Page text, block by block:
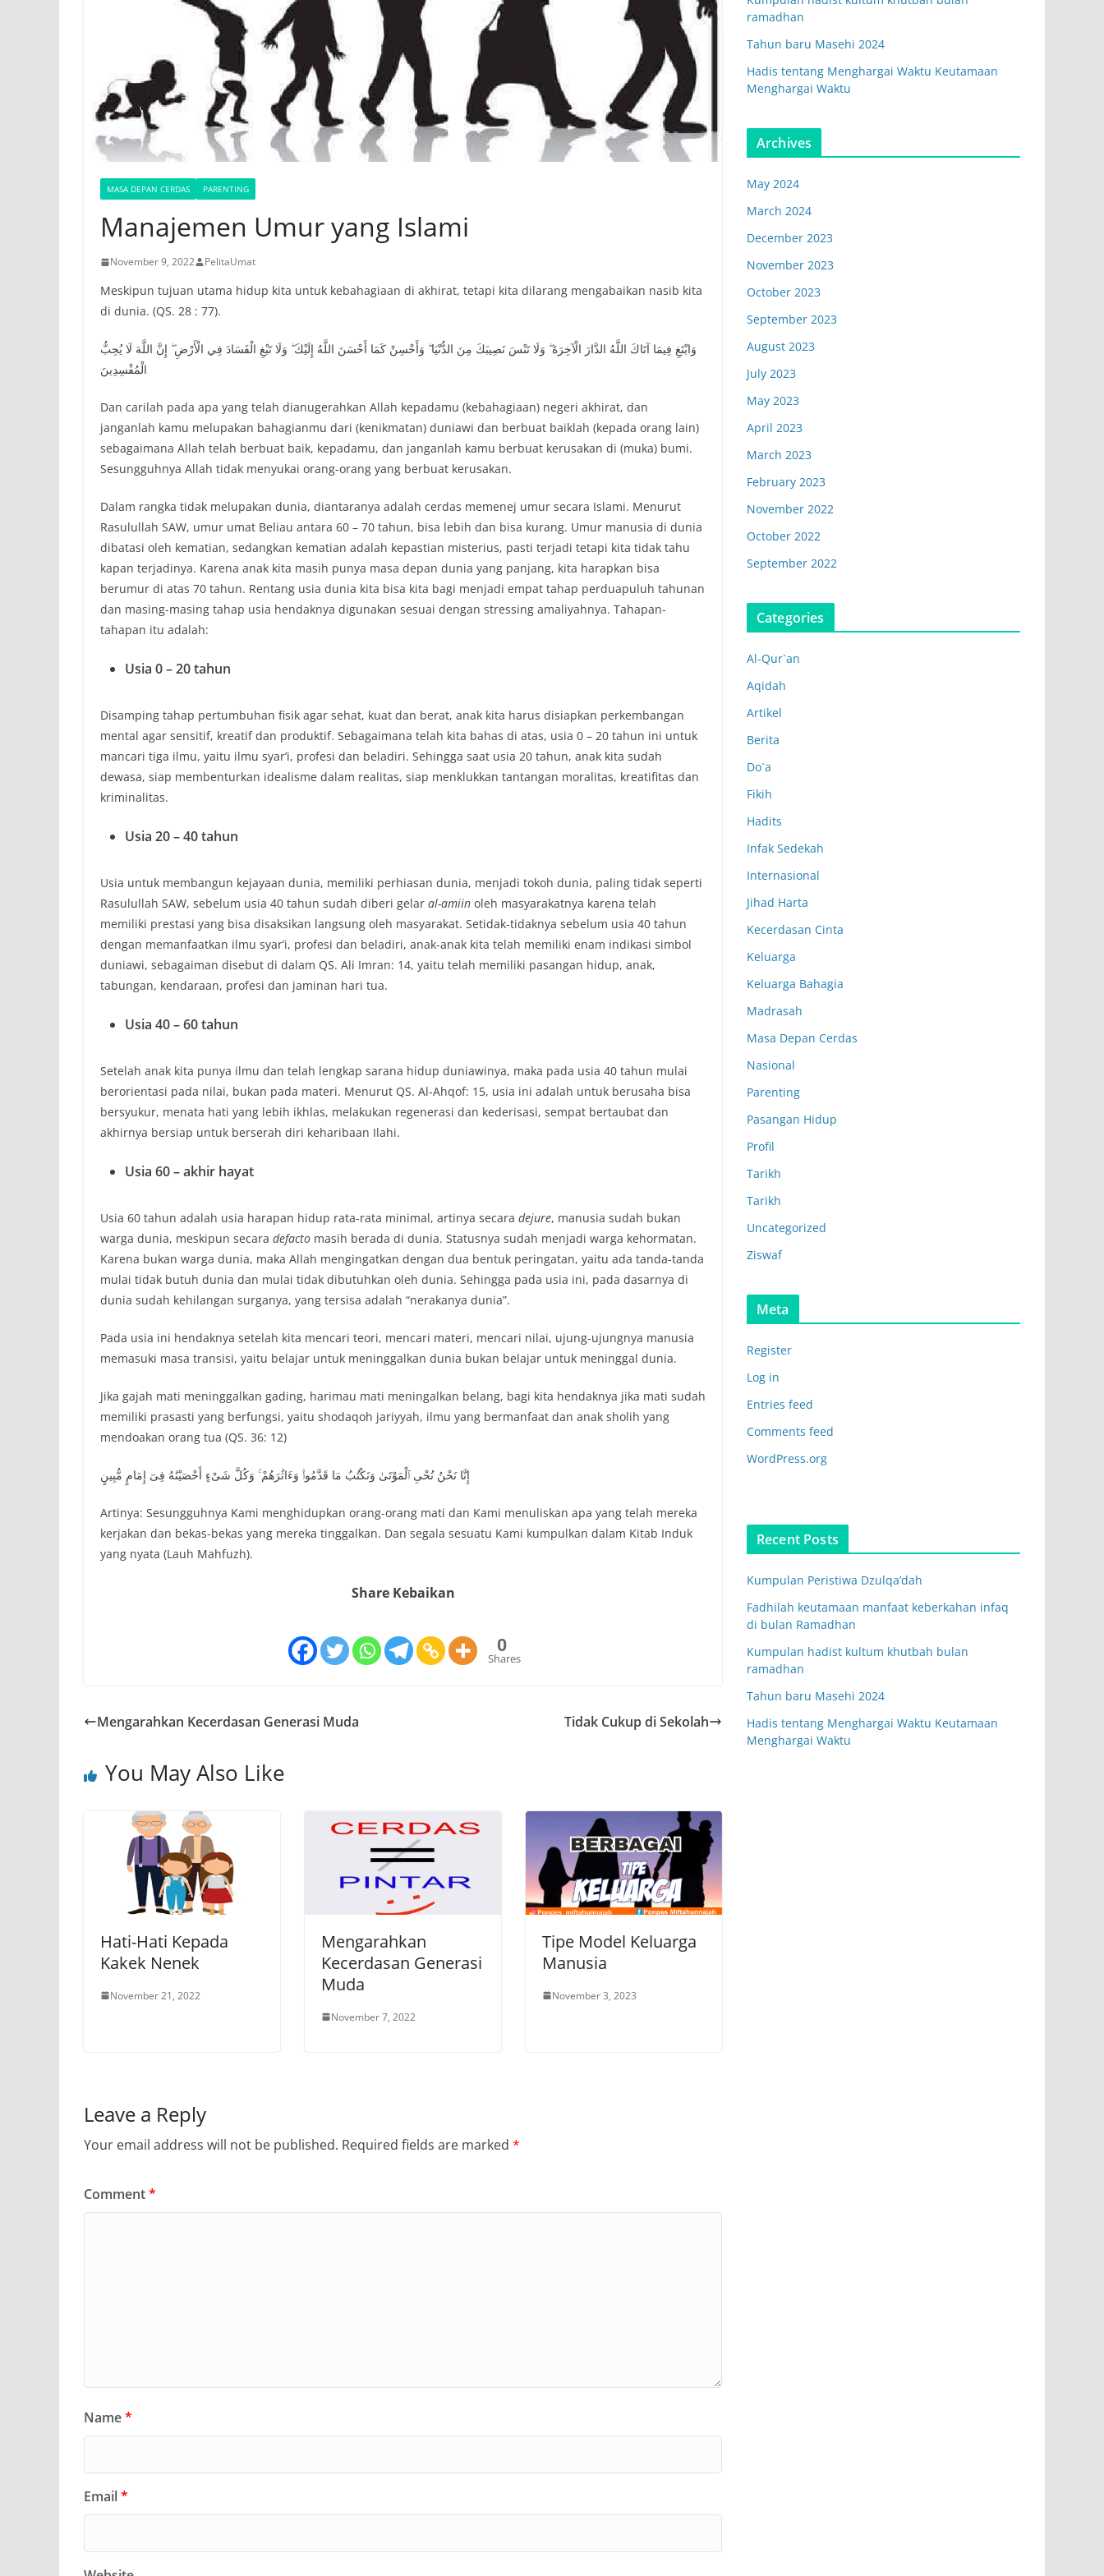
MASA DEPAN CERDAS PARENTING
Manajemen Umur yang Islami
November 9, 2022 PelitaUmat
Meskipun tujuan utama hidup kita untuk kebahagiaan di akhirat, tetapi kita dilarang mengabaikan nasib kita
di dunia. (QS. 28 : 77).
وَابْتَغِ فِيمَا آتَاكَ اللَّهُ الدَّارَ الْآخِرَةَ ۖ وَلَا تَنْسَ نَصِيبَكَ مِنَ الدُّنْيَا ۖ وَأَحْسِنْ كَمَا أَحْسَنَ اللَّهُ إِلَيْكَ ۖ وَلَا تَبْغِ الْفَسَادَ فِي الْأَرْضِ ۖ إِنَّ اللَّهَ لَا يُحِبُّ
الْمُفْسِدِينَ
Dan carilah pada apa yang telah dianugerahkan Allah kepadamu (kebahagiaan) negeri akhirat, dan
janganlah kamu melupakan bahagianmu dari (kenikmatan) duniawi dan berbuat baiklah (kepada orang lain)
sebagaimana Allah telah berbuat baik, kepadamu, dan janganlah kamu berbuat kerusakan di (muka) bumi.
Sesungguhnya Allah tidak menyukai orang-orang yang berbuat kerusakan.
Dalam rangka tidak melupakan dunia, diantaranya adalah cerdas memenej umur secara Islami. Menurut
Rasulullah SAW, umur umat Beliau antara 60 – 70 tahun, bisa lebih dan bisa kurang. Umur manusia di dunia
dibatasi oleh kematian, sedangkan kematian adalah kepastian misterius, pasti terjadi tetapi kita tidak tahu
kapan terjadinya. Karena anak kita masih punya masa depan dunia yang panjang, kita harapkan bisa
berumur di atas 70 tahun. Rentang usia dunia kita bisa kita bagi menjadi empat tahap perduapuluh tahunan
dan masing-masing tahap usia hendaknya digunakan sesuai dengan stressing amaliyahnya. Tahapan-
tahapan itu adalah:
Usia 0 – 20 tahun
Disamping tahap pertumbuhan fisik agar sehat, kuat dan berat, anak kita harus disiapkan perkembangan
mental agar sensitif, kreatif dan produktif. Sebagaimana telah kita bahas di atas, usia 0 – 20 tahun ini untuk
mancari tiga ilmu, yaitu ilmu syar’i, profesi dan beladiri. Sehingga saat usia 20 tahun, anak kita sudah
dewasa, siap membenturkan idealisme dalam realitas, siap menklukkan tantangan moralitas, kreatifitas dan
kriminalitas.
Usia 20 – 40 tahun
Usia untuk membangun kejayaan dunia, memiliki perhiasan dunia, menjadi tokoh dunia, paling tidak seperti
Rasulullah SAW, sebelum usia 40 tahun sudah diberi gelar al-amiin oleh masyarakatnya karena telah
memiliki prestasi yang bisa disaksikan langsung oleh masyarakat. Setidak-tidaknya sebelum usia 40 tahun
dengan memanfaatkan ilmu syar’i, profesi dan beladiri, anak-anak kita telah memiliki enam indikasi simbol
duniawi, sebagaiman disebut di dalam QS. Ali Imran: 14, yaitu telah memiliki pasangan hidup, anak,
tabungan, kendaraan, profesi dan jaminan hari tua.
Usia 40 – 60 tahun
Setelah anak kita punya ilmu dan telah lengkap sarana hidup duniawinya, maka pada usia 40 tahun mulai
berorientasi pada nilai, bukan pada materi. Menurut QS. Al-Ahqof: 15, usia ini adalah untuk berusaha bisa
bersyukur, menata hati yang lebih ikhlas, melakukan regenerasi dan kederisasi, sempat bertaubat dan
akhirnya bersiap untuk berserah diri keharibaan Ilahi.
Usia 60 – akhir hayat
Usia 60 tahun adalah usia harapan hidup rata-rata minimal, artinya secara dejure, manusia sudah bukan
warga dunia, meskipun secara defacto masih berada di dunia. Statusnya sudah menjadi warga kehormatan.
Karena bukan warga dunia, maka Allah mengingatkan dengan dua bentuk peringatan, yaitu ada tanda-tanda
mulai tidak butuh dunia dan mulai tidak dibutuhkan oleh dunia. Sehingga pada usia ini, pada dasarnya di
dunia sudah kehilangan surganya, yang tersisa adalah “nerakanya dunia”.
Pada usia ini hendaknya setelah kita mencari teori, mencari materi, mencari nilai, ujung-ujungnya manusia
memasuki masa transisi, yaitu belajar untuk meninggalkan dunia bukan belajar untuk meninggal dunia.
Jika gajah mati meninggalkan gading, harimau mati meningalkan belang, bagi kita hendaknya jika mati sudah
memiliki prasasti yang berfungsi, yaitu shodaqoh jariyyah, ilmu yang bermanfaat dan anak sholih yang
mendoakan orang tua (QS. 36: 12)
إِنَّا نَحْنُ نُحْىِ ٱلْمَوْتَىٰ وَنَكْتُبُ مَا قَدَّمُوا۟ وَءَاثَٰرَهُمْ ۚ وَكُلَّ شَىْءٍ أَحْصَيْنَٰهُ فِىٓ إِمَامٍ مُّبِينٍ
Artinya: Sesungguhnya Kami menghidupkan orang-orang mati dan Kami menuliskan apa yang telah mereka
kerjakan dan bekas-bekas yang mereka tinggalkan. Dan segala sesuatu Kami kumpulkan dalam Kitab Induk
yang nyata (Lauh Mahfuzh).
Share Kebaikan
0
Shares
Mengarahkan Kecerdasan Generasi Muda Tidak Cukup di Sekolah
You May Also Like
Hati-Hati Kepada
Kakek Nenek
November 21, 2022
Mengarahkan
Kecerdasan Generasi
Muda
November 7, 2022
Tipe Model Keluarga
Manusia
November 3, 2023
Leave a Reply
Your email address will not be published. Required fields are marked *
Comment*
Name*
Email*
ramadhan
Tahun baru Masehi 2024
Hadis tentang Menghargai Waktu Keutamaan
Menghargai Waktu
Archives
May 2024
March 2024
December 2023
November 2023
October 2023
September 2023
August 2023
July 2023
May 2023
April 2023
March 2023
February 2023
November 2022
October 2022
September 2022
Categories
Al-Qur`an
Aqidah
Artikel
Berita
Do`a
Fikih
Hadits
Infak Sedekah
Internasional
Jihad Harta
Kecerdasan Cinta
Keluarga
Keluarga Bahagia
Madrasah
Masa Depan Cerdas
Nasional
Parenting
Pasangan Hidup
Profil
Tarikh
Tarikh
Uncategorized
Ziswaf
Meta
Register
Log in
Entries feed
Comments feed
WordPress.org
Recent Posts
Kumpulan Peristiwa Dzulqa’dah
Fadhilah keutamaan manfaat keberkahan infaq
di bulan Ramadhan
Kumpulan hadist kultum khutbah bulan
ramadhan
Tahun baru Masehi 2024
Hadis tentang Menghargai Waktu Keutamaan
Menghargai Waktu